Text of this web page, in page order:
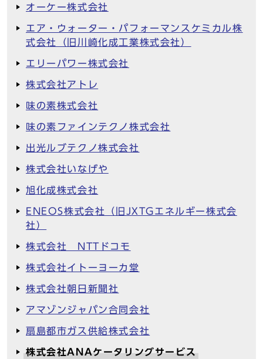
オーケー株式会社
エア・ウォーター・パフォーマンスケミカル株
式会社（旧川崎化成工業株式会社）
エリーパワー株式会社
株式会社アトレ
味の素株式会社
味の素ファインテクノ株式会社
出光ルブテクノ株式会社
株式会社いなげや
旭化成株式会社
ENEOS株式会社（旧JXTGエネルギー株式会
社）
株式会社 NTTドコモ
株式会社イトーヨーカ堂
株式会社朝日新聞社
アマゾンジャパン合同会社
扇島都市ガス供給株式会社
株式会社ANAケータリングサービス